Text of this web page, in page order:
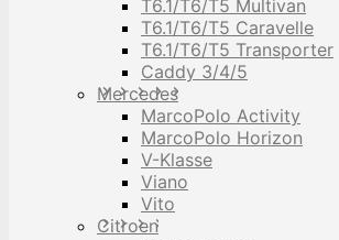
T6.1/T6/T5 Multivan
T6.1/T6/T5 Caravelle
T6.1/T6/T5 Transporter
Caddy 3/4/5
Mercedes
MarcoPolo Activity
MarcoPolo Horizon
V-Klasse
Viano
Vito
Citroen